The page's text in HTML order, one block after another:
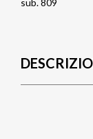
pane
sub. 809